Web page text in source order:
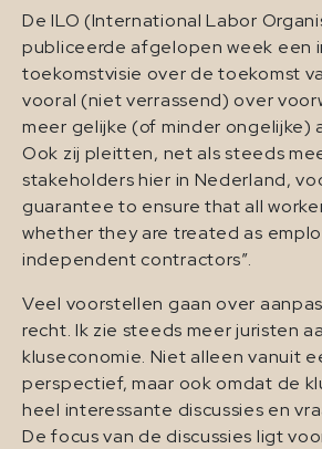
De ILO (International Labor
publiceerde afgelopen week een
toekomstvisie over de toekomst
vooral (niet verrassend) over
meer gelijke (of minder ongelijke)
Ook zij pleitten, net als steeds
stakeholders hier in Nederland,
guarantee to ensure that all
whether they are treated as
independent contractors”.
Veel voorstellen gaan over
recht. Ik zie steeds meer juristen
kluseconomie. Niet alleen vanuit
perspectief, maar ook omdat de
heel interessante discussies en
De focus van de discussies ligt